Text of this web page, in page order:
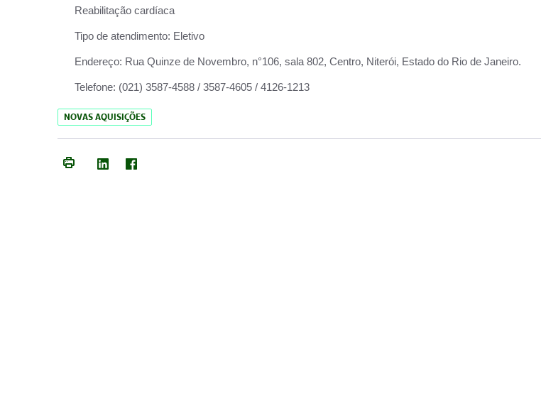
Reabilitação cardíaca
Tipo de atendimento: Eletivo
Endereço: Rua Quinze de Novembro, n°106, sala 802, Centro, Niterói, Estado do Rio de Janeiro.
Telefone: (021) 3587-4588 / 3587-4605 / 4126-1213
NOVAS AQUISIÇÕES